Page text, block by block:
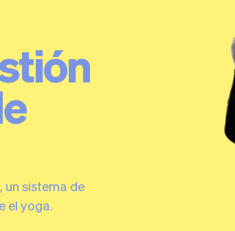
un sistema de
el yoga.